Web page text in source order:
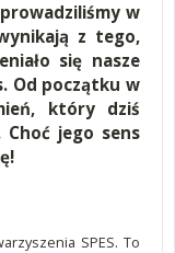
w
z tego,
się nasze
Od początku w
który dziś
Choć jego sens
SPES. To